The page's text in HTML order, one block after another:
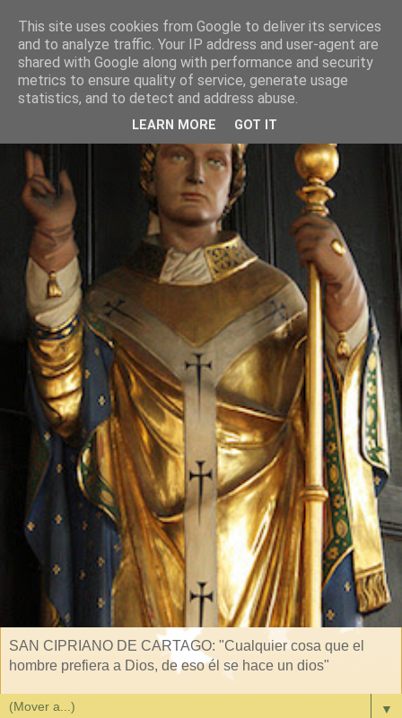
SAN CIPRIANO DE CARTAGO: "Cualquier cosa que el
hombre prefiera a Dios, de eso él se hace un dios"
▼
This site uses cookies from Google to deliver its services
and to analyze traffic. Your IP address and user-agent are
shared with Google along with performance and security
metrics to ensure quality of service, generate usage
statistics, and to detect and address abuse.
LEARN MORE GOT IT